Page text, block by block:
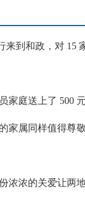
到和政，对 15
庭送上了 500
属同样值得尊
浓的关爱让两